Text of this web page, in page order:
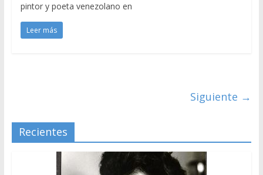
pintor y poeta venezolano en
Leer más
Siguiente →
Recientes